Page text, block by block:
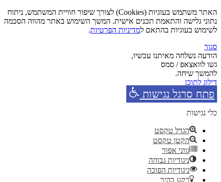
האתר משתמש בעוגיות (Cookies) לצורך שיפור חוויית המשתמש, ניתוח
נתוני גלישה והתאמת תכנים אישית. המשך השימוש באתר מהווה הסכמה
לשימוש בעוגיות בהתאם למדיניות הפרטיות.
סגור
הודעה נשלחה מאיתנו עכשיו,
גשו לוואצאפ / סמס
להמשך שיחה.
דילוג לתוכן
פתח סרגל נגישות
כלי נגישות
הגדל טקסט
הקטן טקסט
גווני אפור
ניגודיות גבוהה
ניגודיות הפוכה
רקע בהיר